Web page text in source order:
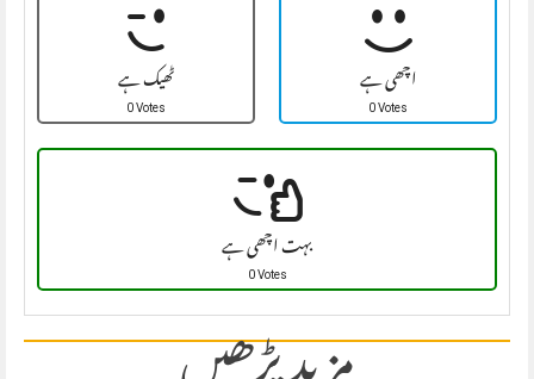
ٹھیک ہے
0 Votes اچھی ہے
0 Votes
بہت اچھی ہے
0 Votes